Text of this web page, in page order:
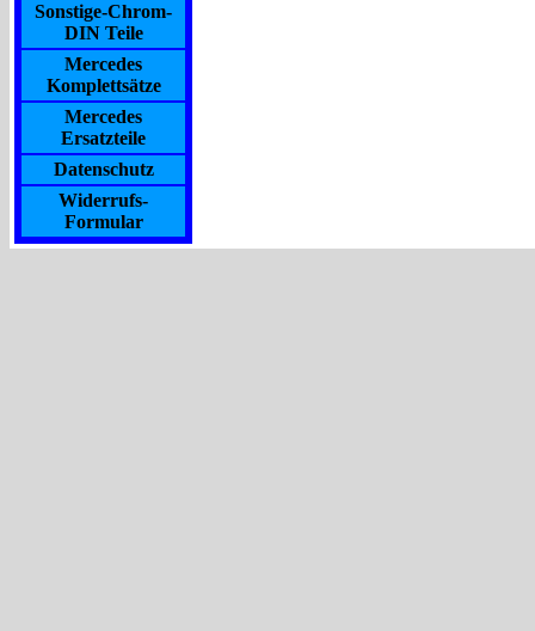
Sonstige-Chrom-
DIN Teile
Mercedes
Komplettsätze
Mercedes
Ersatzteile
Datenschutz
Widerrufs-
Formular